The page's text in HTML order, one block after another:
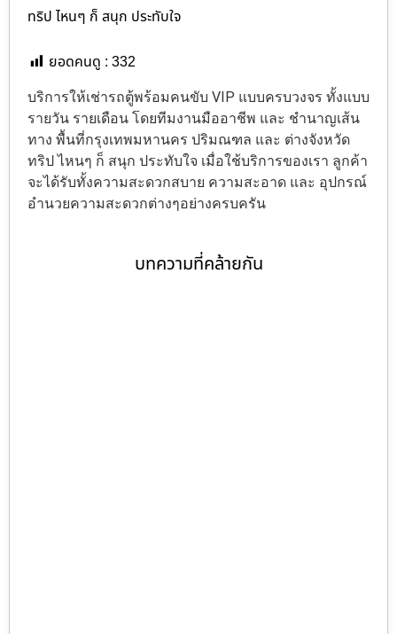
ทริป ไหนๆ ก็ สนุก ประทับใจ
ยอดคนดู : 332
บริการให้เช่ารถตู้พร้อมคนขับ VIP แบบครบวงจร ทั้งแบบ
รายวัน รายเดือน โดยทีมงานมืออาชีพ และ ชำนาญเส้น
ทาง พื้นที่กรุงเทพมหานคร ปริมณฑล และ ต่างจังหวัด
ทริป ไหนๆ ก็ สนุก ประทับใจ เมื่อใช้บริการของเรา ลูกค้า
จะได้รับทั้งความสะดวกสบาย ความสะอาด และ อุปกรณ์
อำนวยความสะดวกต่างๆอย่างครบครัน
บทความที่คล้ายกัน